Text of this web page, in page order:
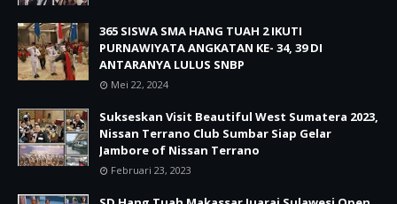
365 SISWA SMA HANG TUAH 2 IKUTI
PURNAWIYATA ANGKATAN KE- 34, 39 DI
ANTARANYA LULUS SNBP
Mei 22, 2024
Sukseskan Visit Beautiful West Sumatera 2023,
Nissan Terrano Club Sumbar Siap Gelar
Jambore of Nissan Terrano
Februari 23, 2023